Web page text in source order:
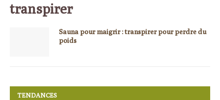
transpirer
Sauna pour maigrir : transpirer pour perdre du
poids
TENDANCES